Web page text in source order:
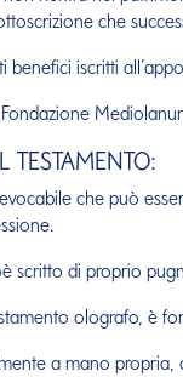
che
benefici iscritti
TESTAMENTO:
che può
scritto di proprio
olografo, è
a mano